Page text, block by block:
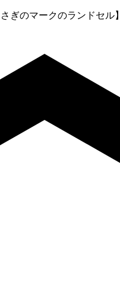
ぎのマークのランドセル】